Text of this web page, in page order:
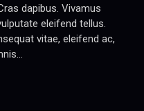
dapibus. Vivamus
eleifend tellus.
vitae, eleifend ac,